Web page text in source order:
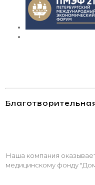
Наша компания
медицинскому фонду